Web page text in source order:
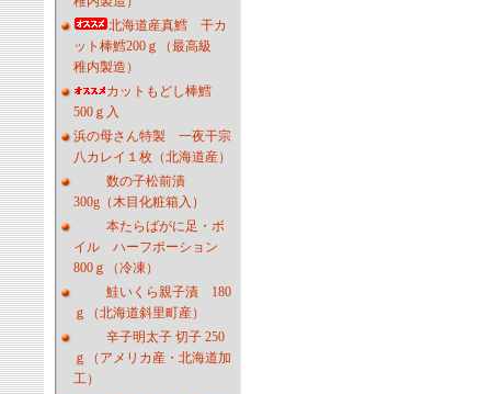
北海道産真鱈 干カ
ット棒鱈200ｇ（最高級
稚内製造）
カットもどし棒鱈
500ｇ入
浜の母さん特製 一夜干宗
八カレイ１枚（北海道産）
数の子松前漬
300g（木目化粧箱入）
本たらばがに足・ボ
イル ハーフポーション
800ｇ（冷凍）
鮭いくら親子漬 180
ｇ（北海道斜里町産）
辛子明太子 切子 250
ｇ（アメリカ産・北海道加
工）